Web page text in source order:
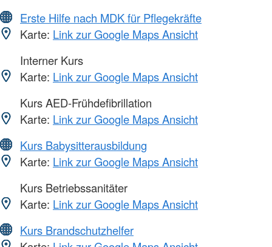
Erste Hilfe nach MDK für Pflegekräfte
Karte: Link zur Google Maps Ansicht
Interner Kurs
Karte: Link zur Google Maps Ansicht
Kurs AED-Frühdefibrillation
Karte: Link zur Google Maps Ansicht
Kurs Babysitterausbildung
Karte: Link zur Google Maps Ansicht
Kurs Betriebssanitäter
Karte: Link zur Google Maps Ansicht
Kurs Brandschutzhelfer